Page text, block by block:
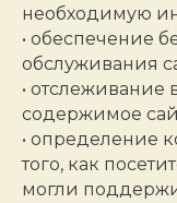
необходимую
• обеспечение
обслуживания
•
содержимое
• определение
того, как
могли